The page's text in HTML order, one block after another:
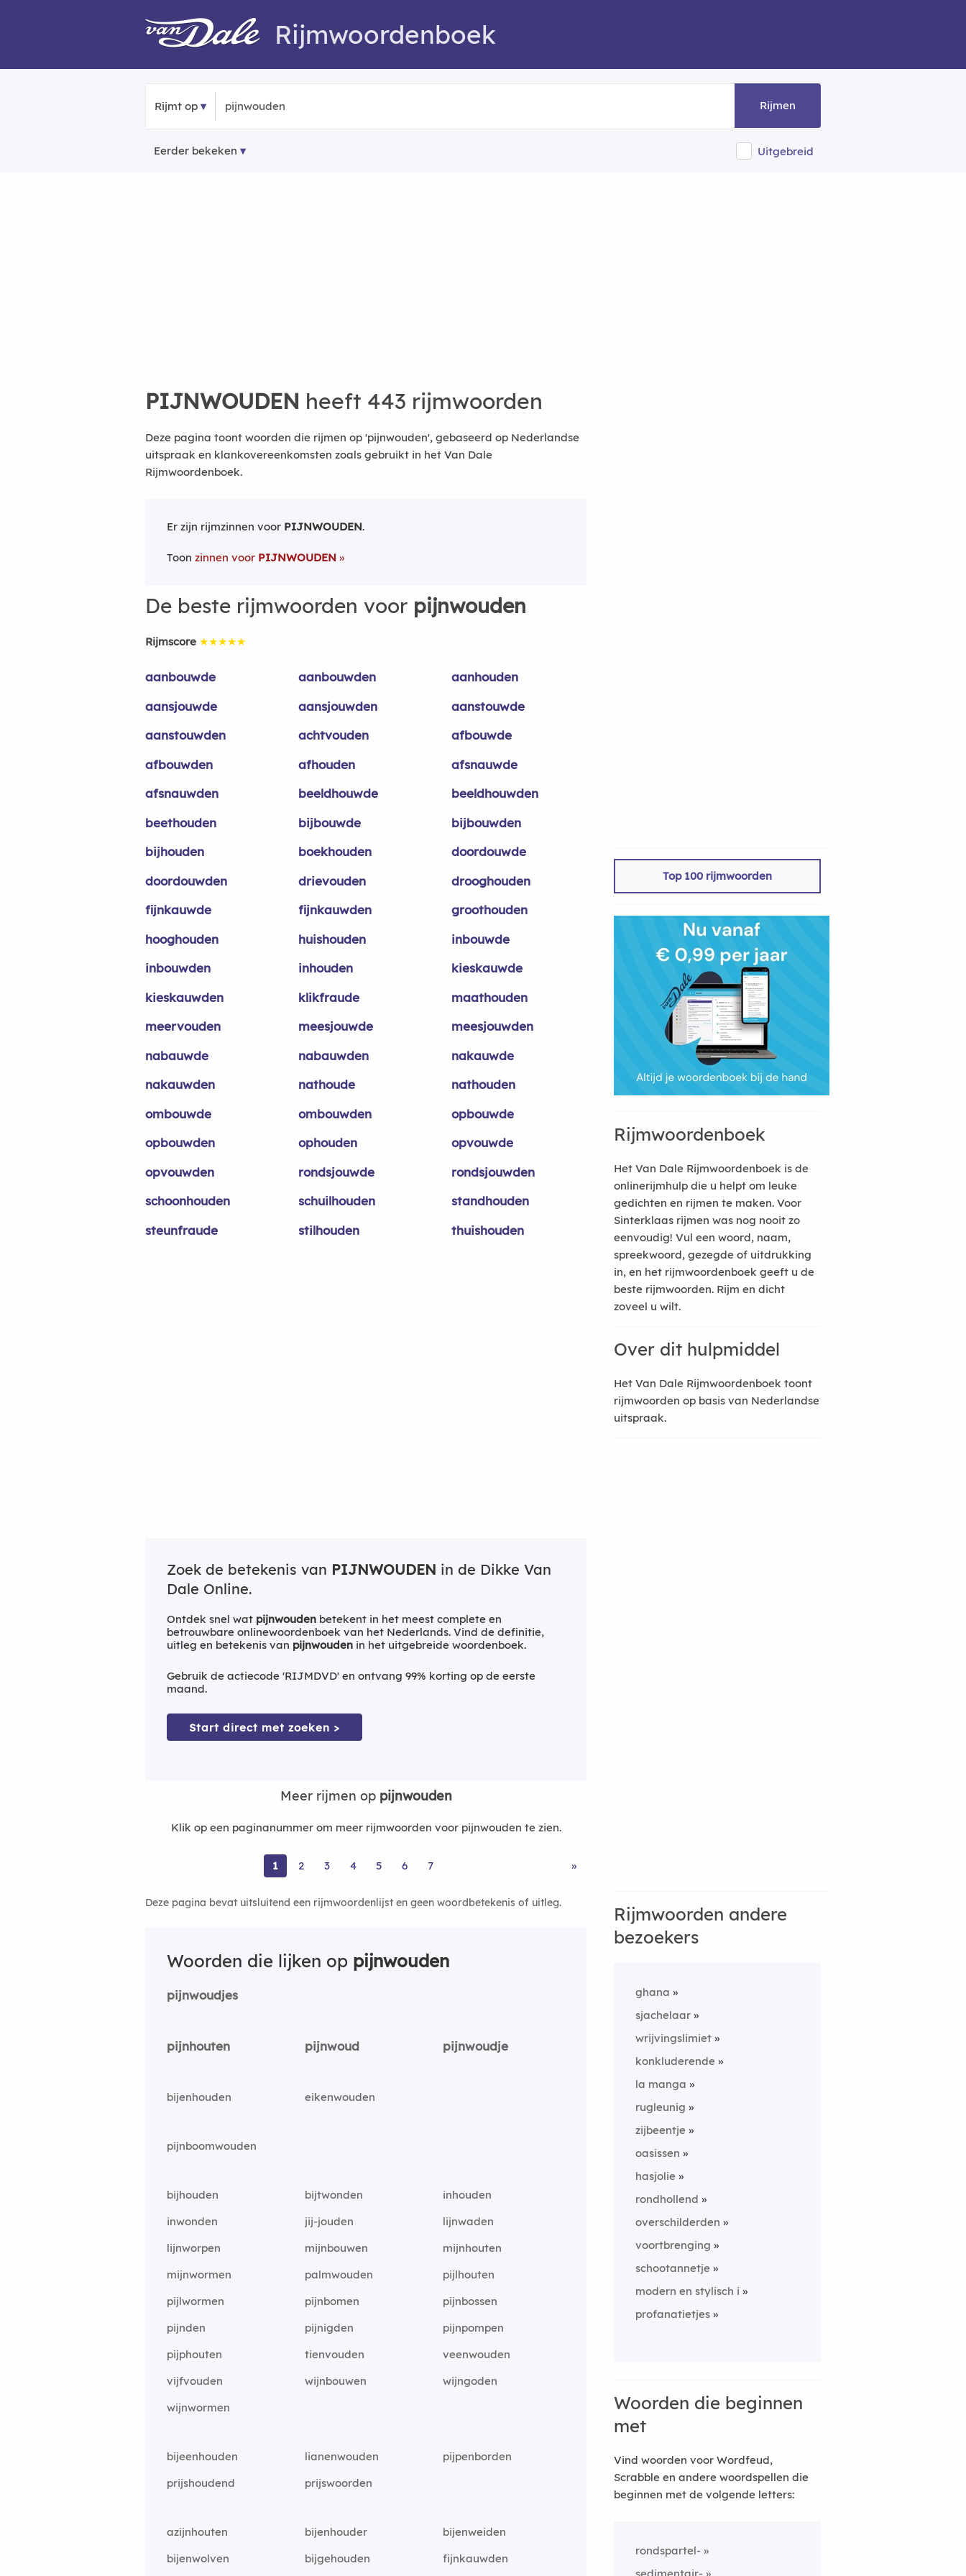
Rijmwoordenboek
Rijmt op Rijmen
Eerder bekeken Uitgebreid
PIJNWOUDEN heeft 443 rijmwoorden
Deze pagina toont woorden die rijmen op 'pijnwouden', gebaseerd op Nederlandse
uitspraak en klankovereenkomsten zoals gebruikt in het Van Dale
Rijmwoordenboek.
Er zijn rijmzinnen voor PIJNWOUDEN.
Toon zinnen voor PIJNWOUDEN
De beste rijmwoorden voor pijnwouden
Rijmscore ★★★★★
aanbouwde aanbouwden
aanhouden
aansjouwde
aansjouwden
aanstouwde
aanstouwden
achtvouden
afbouwde
afbouwden
afhouden
afsnauwde
afsnauwden
beeldhouwde
beeldhouwden
beethouden
bijbouwde
bijbouwden
bijhouden
boekhouden
doordouwde
doordouwden
drievouden
drooghouden
fijnkauwde
fijnkauwden
groothouden
hooghouden
huishouden
inbouwde
inbouwden
inhouden
kieskauwde
kieskauwden
klikfraude
maathouden
meervouden
meesjouwde
meesjouwden
nabauwde
nabauwden
nakauwde
nakauwden
nathoude
nathouden
ombouwde
ombouwden
opbouwde
opbouwden
ophouden
opvouwde
opvouwden
rondsjouwde
rondsjouwden
schoonhouden
schuilhouden
standhouden
steunfraude
stilhouden thuishouden
Zoek de betekenis van PIJNWOUDEN in de Dikke Van
Dale Online.
Ontdek snel wat pijnwouden betekent in het meest complete en
betrouwbare onlinewoordenboek van het Nederlands. Vind de definitie,
uitleg en betekenis van pijnwouden in het uitgebreide woordenboek.
Gebruik de actiecode 'RIJMDVD' en ontvang 99% korting op de eerste
maand.
Start direct met zoeken >
Meer rijmen op pijnwouden
Klik op een paginanummer om meer rijmwoorden voor pijnwouden te zien.
1 2 3 4 5 6 7 »
Deze pagina bevat uitsluitend een rijmwoordenlijst en geen woordbetekenis of uitleg.
Woorden die lijken op pijnwouden
pijnwoudjes
pijnhouten pijnwoud pijnwoudje
bijenhouden eikenwouden
pijnboomwouden
bijhouden bijtwonden
inhouden
inwonden
jij-jouden
lijnwaden
lijnworpen
mijnbouwen
mijnhouten
mijnwormen
palmwouden
pijlhouten
pijlwormen
pijnbomen
pijnbossen
pijnden
pijnigden
pijnpompen
pijphouten
tienvouden
veenwouden
vijfvouden
wijnbouwen
wijngoden
wijnwormen
bijeenhouden lianenwouden
pijpenborden
prijshoudend
prijswoorden
azijnhouten bijenhouder
bijenweiden
bijenwolven
bijgehouden fijnkauwden
Top 100 rijmwoorden
Rijmwoordenboek
Het Van Dale Rijmwoordenboek is de
onlinerijmhulp die u helpt om leuke
gedichten en rijmen te maken. Voor
Sinterklaas rijmen was nog nooit zo
eenvoudig! Vul een woord, naam,
spreekwoord, gezegde of uitdrukking
in, en het rijmwoordenboek geeft u de
beste rijmwoorden. Rijm en dicht
zoveel u wilt.
Over dit hulpmiddel
Het Van Dale Rijmwoordenboek toont
rijmwoorden op basis van Nederlandse
uitspraak.
Rijmwoorden andere
bezoekers
ghana
sjachelaar
wrijvingslimiet
konkluderende
la manga
rugleunig
zijbeentje
oasissen
hasjolie
rondhollend
overschilderden
voortbrenging
schootannetje
modern en stylisch i
profanatietjes
Woorden die beginnen
met
Vind woorden voor Wordfeud,
Scrabble en andere woordspellen die
beginnen met de volgende letters:
rondspartel-